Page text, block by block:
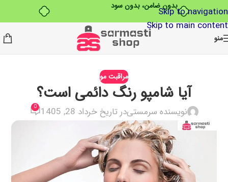
بدون ضامن، بدون سودSkip to navigation
Skip to main content
منو
مراقبت مو
آیا شامپو رنگ دائمی است؟
نویسنده سرمستیدر تاریخ خرداد 28, 1405 0